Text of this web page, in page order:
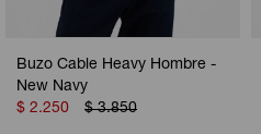
Buzo Cable Heavy Hombre -
New Navy
$ 2.250 $ 3.850